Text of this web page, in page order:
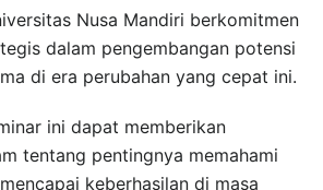
Nusa Mandiri berkomitmen
dalam pengembangan potensi
di era perubahan yang cepat ini.
ini dapat memberikan
tentang pentingnya memahami
keberhasilan di masa